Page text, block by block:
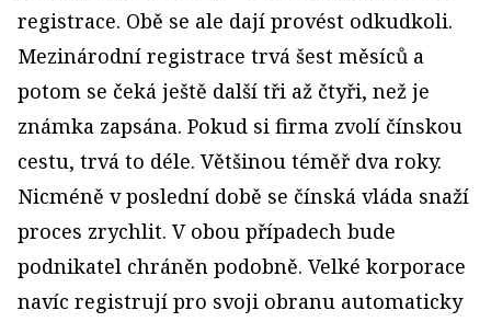
registrace. Obě se ale dají provést odkudkoli.
Mezinárodní registrace trvá šest měsíců a
potom se čeká ještě další tři až čtyři, než je
známka zapsána. Pokud si firma zvolí čínskou
cestu, trvá to déle. Většinou téměř dva roky.
Nicméně v poslední době se čínská vláda snaží
proces zrychlit. V obou případech bude
podnikatel chráněn podobně. Velké korporace
navíc registrují pro svoji obranu automaticky